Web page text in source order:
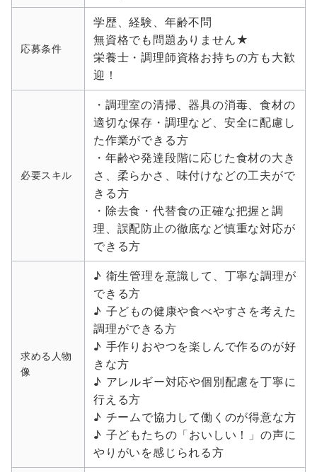
応募条件
学歴、経験、年齢不問
無資格でも問題ありません★
栄養士・調理師資格お持ちの方も大歓
迎！
必要スキル
・調理室の清掃、器具の消毒、食材の
適切な保存・調理など、安全に配慮し
た作業ができる方
・年齢や発達段階に応じた食材の大き
さ、柔らかさ、味付けなどの工夫がで
きる方
・除去食・代替食の正確な把握と調
理、誤配防止の徹底など慎重な対応が
できる方
求める人物
像
♪ 衛生管理を意識して、丁寧な調理が
できる方
♪ 子どもの健康や食べやすさを考えた
調理ができる方
♪ 手作りおやつを楽しんで作るのが好
きな方
♪ アレルギー対応や個別配慮を丁寧に
行える方
♪ チームで協力して働くのが得意な方
♪ 子どもたちの「おいしい！」の声に
やりがいを感じられる方